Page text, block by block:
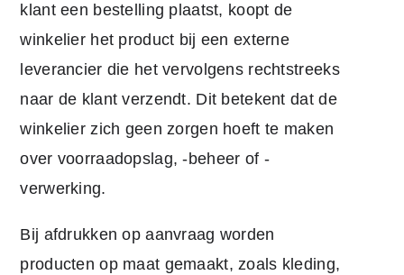
klant een bestelling plaatst, koopt de
winkelier het product bij een externe
leverancier die het vervolgens rechtstreeks
naar de klant verzendt. Dit betekent dat de
winkelier zich geen zorgen hoeft te maken
over voorraadopslag, -beheer of -
verwerking.
Bij afdrukken op aanvraag worden
producten op maat gemaakt, zoals kleding,